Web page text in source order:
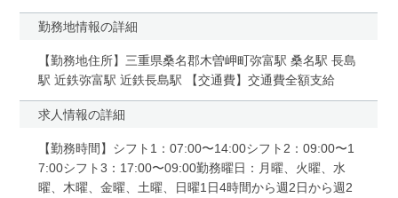
勤務地情報の詳細
【勤務地住所】三重県桑名郡木曽岬町弥富駅 桑名駅 長島
駅 近鉄弥富駅 近鉄長島駅 【交通費】交通費全額支給
求人情報の詳細
【勤務時間】シフト1：07:00〜14:00シフト2：09:00〜1
7:00シフト3：17:00〜09:00勤務曜日：月曜、火曜、水
曜、木曜、金曜、土曜、日曜1日4時間から週2日から週2